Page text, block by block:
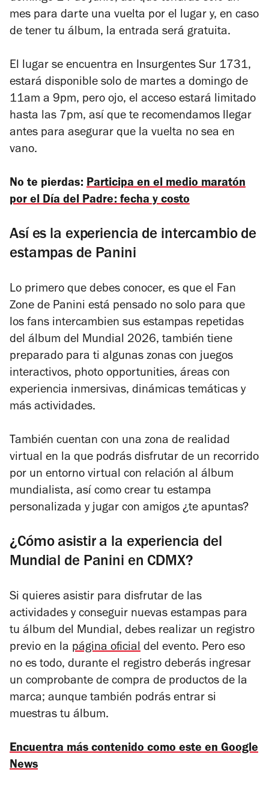
mes para darte una vuelta por el lugar y, en caso
de tener tu álbum, la entrada será gratuita.
El lugar se encuentra en Insurgentes Sur 1731,
estará disponible solo de martes a domingo de
11am a 9pm, pero ojo, el acceso estará limitado
hasta las 7pm, así que te recomendamos llegar
antes para asegurar que la vuelta no sea en
vano.
No te pierdas: Participa en el medio maratón
por el Día del Padre: fecha y costo
Así es la experiencia de intercambio de
estampas de Panini
Lo primero que debes conocer, es que el Fan
Zone de Panini está pensado no solo para que
los fans intercambien sus estampas repetidas
del álbum del Mundial 2026, también tiene
preparado para ti algunas zonas con juegos
interactivos, photo opportunities, áreas con
experiencia inmersivas, dinámicas temáticas y
más actividades.
También cuentan con una zona de realidad
virtual en la que podrás disfrutar de un recorrido
por un entorno virtual con relación al álbum
mundialista, así como crear tu estampa
personalizada y jugar con amigos ¿te apuntas?
¿Cómo asistir a la experiencia del
Mundial de Panini en CDMX?
Si quieres asistir para disfrutar de las
actividades y conseguir nuevas estampas para
tu álbum del Mundial, debes realizar un registro
previo en la página oficial del evento. Pero eso
no es todo, durante el registro deberás ingresar
un comprobante de compra de productos de la
marca; aunque también podrás entrar si
muestras tu álbum.
Encuentra más contenido como este en Google
News